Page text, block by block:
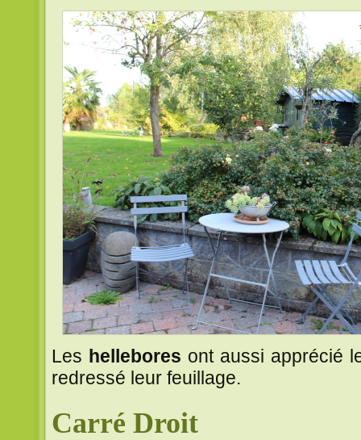
Les hellebores ont aussi apprécié
redressé leur feuillage.
Carré Droit